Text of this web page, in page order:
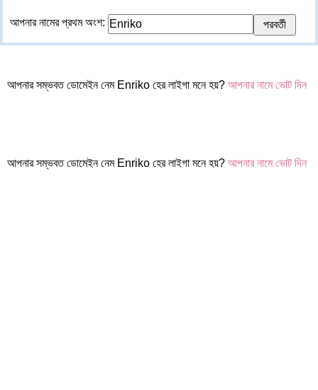
আপনার নামের প্রথম অংশ:
আপনার সম্ভবত ডোমেইন নেম Enriko হের লাইগা মনে হয়? আপনার নামে ভোট দিন
আপনার সম্ভবত ডোমেইন নেম Enriko হের লাইগা মনে হয়? আপনার নামে ভোট দিন